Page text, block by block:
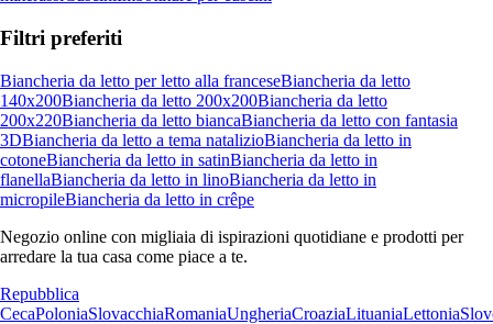
Filtri preferiti
Biancheria da letto per letto alla franceseBiancheria da letto
140x200Biancheria da letto 200x200Biancheria da letto
200x220Biancheria da letto biancaBiancheria da letto con fantasia
3DBiancheria da letto a tema natalizioBiancheria da letto in
cotoneBiancheria da letto in satinBiancheria da letto in
flanellaBiancheria da letto in linoBiancheria da letto in
micropileBiancheria da letto in crêpe
Negozio online con migliaia di ispirazioni quotidiane e prodotti per
arredare la tua casa come piace a te.
Repubblica
CecaPoloniaSlovacchiaRomaniaUngheriaCroaziaLituaniaLettonia